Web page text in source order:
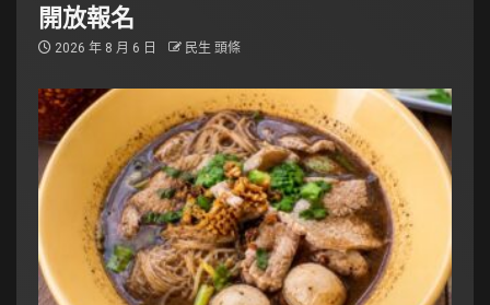
開放報名
2026 年 8 月 6 日 民生 頭條